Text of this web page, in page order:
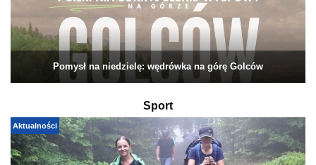
Pomysł na niedzielę: wędrówka na górę Golców
Sport
Aktualności